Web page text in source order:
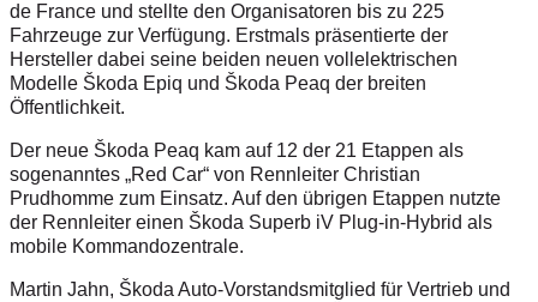
de France und stellte den Organisatoren bis zu 225
Fahrzeuge zur Verfügung. Erstmals präsentierte der
Hersteller dabei seine beiden neuen vollelektrischen
Modelle Škoda Epiq und Škoda Peaq der breiten
Öffentlichkeit.
Der neue Škoda Peaq kam auf 12 der 21 Etappen als
sogenanntes „Red Car“ von Rennleiter Christian
Prudhomme zum Einsatz. Auf den übrigen Etappen nutzte
der Rennleiter einen Škoda Superb iV Plug-in-Hybrid als
mobile Kommandozentrale.
Martin Jahn, Škoda Auto-Vorstandsmitglied für Vertrieb und